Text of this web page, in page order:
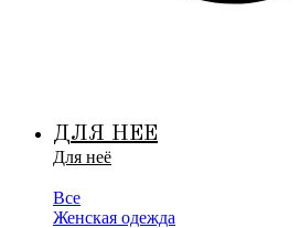
ДЛЯ НЕЕ
Для неё
Все
Женская одежда